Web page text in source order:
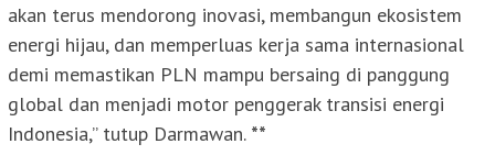
akan terus mendorong inovasi, membangun ekosistem
energi hijau, dan memperluas kerja sama internasional
demi memastikan PLN mampu bersaing di panggung
global dan menjadi motor penggerak transisi energi
Indonesia,” tutup Darmawan. **